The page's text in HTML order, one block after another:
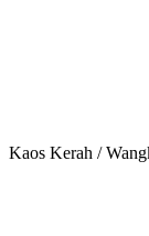
Kaos Kerah /